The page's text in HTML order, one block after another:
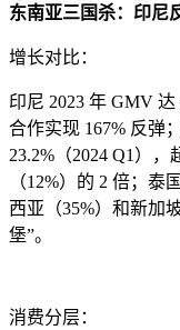
东南亚三国杀：印尼
增长对比：
印尼 2023 年 GMV
合作实现 167% 反弹
23.2%（2024 Q1），
（12%）的 2 倍；
西亚（35%）和新加
堡”。
消费分层：